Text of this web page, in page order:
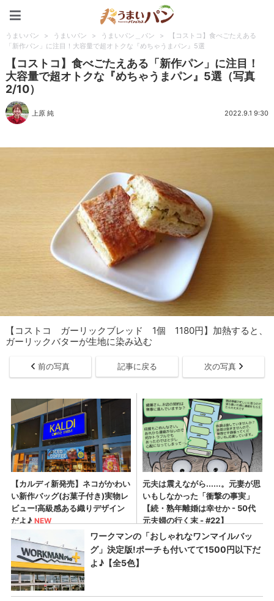
うまいパン > うまいパン > うまいパン＿パン >
【コストコ】食べごたえある
「新作パン」に注目！大容量で超オトクな『めちゃうまパン』5選
【コストコ】食べごたえある「新作パン」に注目！
大容量で超オトクな『めちゃうまパン』5選（写真
2/10）
上原 純 2022.9.1 9:30
【コストコ ガーリックブレッド 1個 1180円】加熱すると、
ガーリックバターが生地に染み込む
前の写真 記事に戻る 次の写真